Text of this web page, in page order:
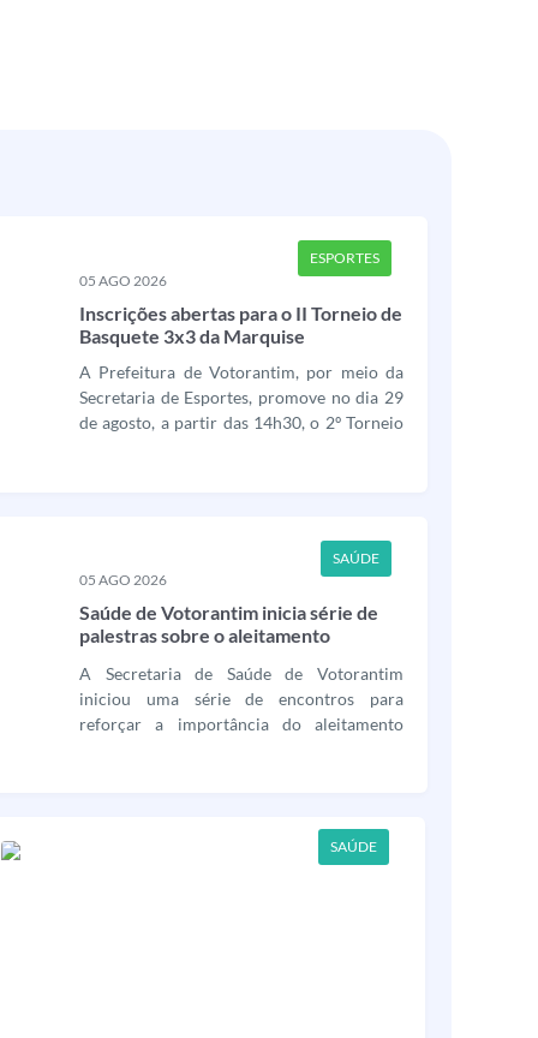
ESPORTES
05 AGO 2026
Inscrições abertas para o II Torneio de
Basquete 3x3 da Marquise
A Prefeitura de Votorantim, por meio da
Secretaria de Esportes, promove no dia 29
de agosto, a partir das 14h30, o 2º Torneio
SAÚDE
05 AGO 2026
Saúde de Votorantim inicia série de
palestras sobre o aleitamento
A Secretaria de Saúde de Votorantim
iniciou uma série de encontros para
reforçar a importância do aleitamento
em alusão ao Agosto Dourado, campanha
SAÚDE